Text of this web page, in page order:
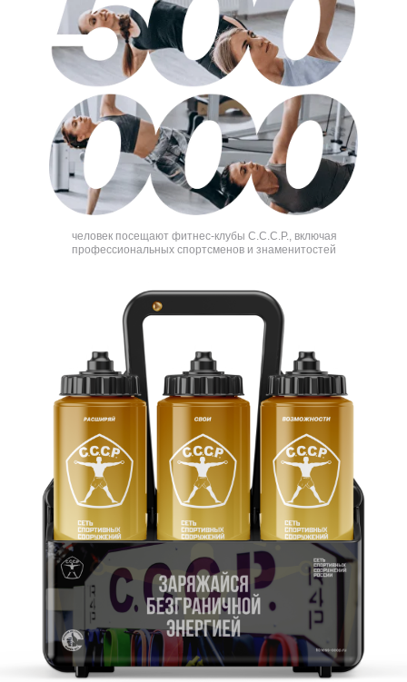
человек посещают фитнес-клубы С.С.С.Р., включая
профессиональных спортсменов и знаменитостей